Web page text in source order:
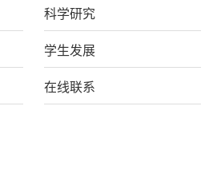
科学研究
学生发展
在线联系